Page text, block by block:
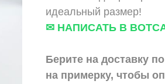
идеальный размер!
✉ НАПИСАТЬ В
Берите на доставку
на примерку, чтобы